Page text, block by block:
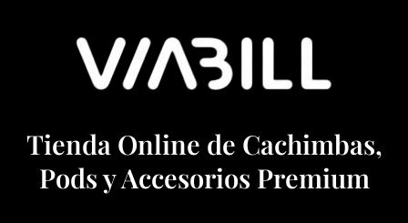
Tienda Online de Cachimbas,
Pods y Accesorios Premium